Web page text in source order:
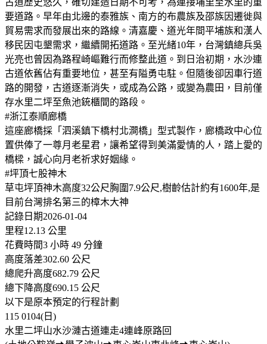
要道路。早年由北邊的泰雅族、南方的布農族及邵族因遷徙與
貿易需求而發展出來的路線。清嘉慶、道光年間平埔族和漢人
移民因屯墾需求，繼續開拓道路。至光緒10年，台灣鎮總兵吳
光亮也曾因為路程崎嶇難行而修整此道。到日治初期，水沙連
古道依舊佔有重要地位，甚至有隘勇屯駐。但隨後卻因車行道
路的開發，古道逐漸消失，或成為公路，或變為農田，目前僅
存水里二坪至魚池銃櫃間的路段。
#浙江泰順廊橋
這座廊橋採「泗溪鎮下橋村北澗橋」型式製作，廊橋政中心位
置供俸了一尊月老星君，讓希望得到美滿愛情的人，踏上愛的
橋樑，誠心向月老祈求好姻緣。
#坪頂七股神木
草屯坪頂神木高度32公尺胸圍7.9公尺,樹齡估計約有1600年,是
目前台灣排名第三的樟木大神
記錄日期2026-01-04
里程12.13 公里
花費時間3 小時 49 分鐘
高度落差302.60 公尺
總爬升高度682.79 公尺
總下降高度690.15 公尺
以下是原本預定的行程計劃
115 0104(日)
水里二坪山水沙漣古道連走4連峰原路回